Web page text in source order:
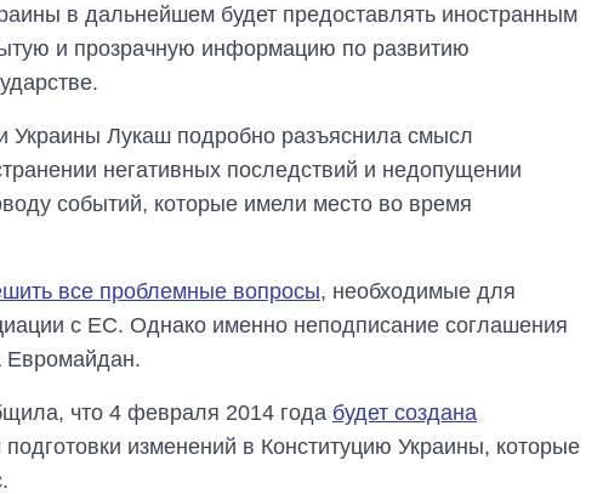
в дальнейшем будет предоставлять иностранным
и прозрачную информацию по развитию
Украины Лукаш подробно разъяснила смысл
негативных последствий и недопущении
событий, которые имели место во время
все проблемные вопросы, необходимые для
с ЕС. Однако именно неподписание соглашения
Евромайдан.
что 4 февраля 2014 года будет создана
изменений в Конституцию Украины, которые
массированных
ударов по Украине
за лето: Киев и